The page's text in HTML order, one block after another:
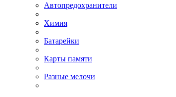
Автопредохранители
Химия
Батарейки
Карты памяти
Разные мелочи